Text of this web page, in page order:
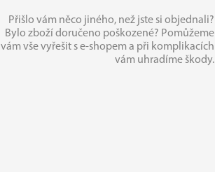
Přišlo vám něco jiného, než jste si objednali?
Bylo zboží doručeno poškozené? Pomůžeme
vám vše vyřešit s e‑shopem a při komplikacích
vám uhradíme škody.